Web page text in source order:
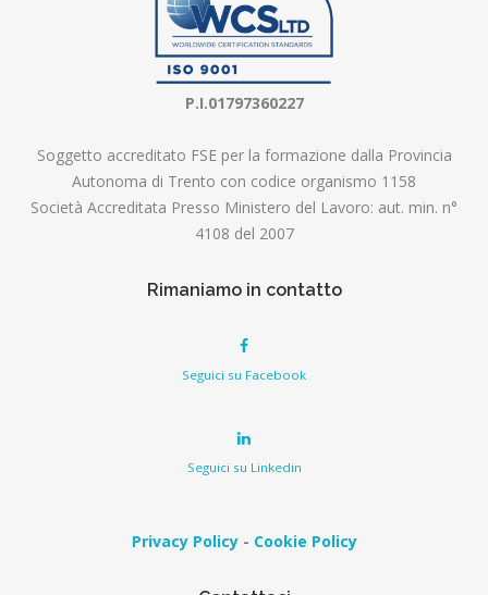
P.I.01797360227
Soggetto accreditato FSE per la formazione dalla Provincia
Autonoma di Trento con codice organismo 1158
Società Accreditata Presso Ministero del Lavoro: aut. min. n°
4108 del 2007
Rimaniamo in contatto
Seguici su Facebook
Seguici su Linkedin
Privacy Policy- Cookie Policy